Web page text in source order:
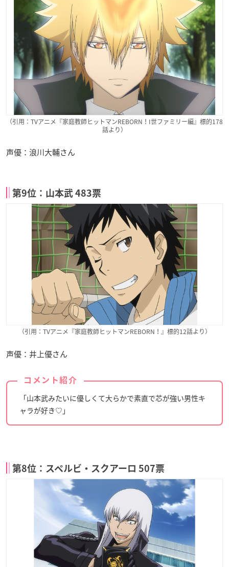
（引用：TVアニメ『家庭教師ヒットマンREBORN！I世ファミリー編』標的178
話より）
声優：浪川大輔さん
第9位：山本武 483票
（引用：TVアニメ『家庭教師ヒットマンREBORN！』標的12話より）
声優：井上優さん
コメント紹介
「山本武みたいに優しくて大らかで素直で芯が強い男性キ
ャラが好き♡」
第8位：スペルビ・スクアーロ 507票